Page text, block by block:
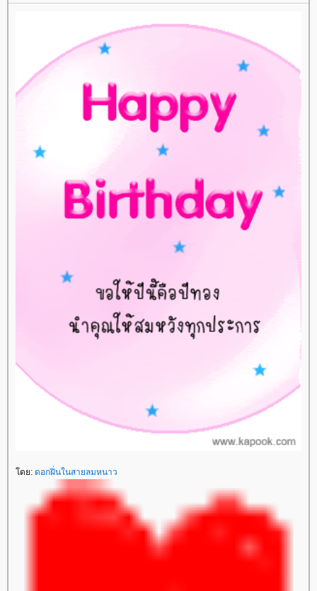
ดย: ดอกฝิ่นในสายลมหนาว